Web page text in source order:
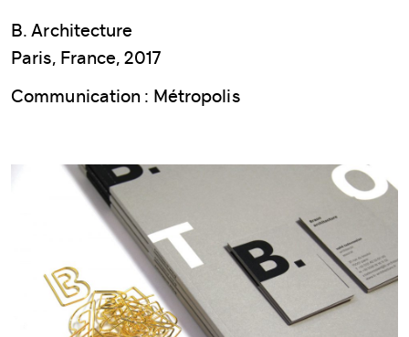
B. Architecture
Paris, France, 2017
Communication : Métropolis